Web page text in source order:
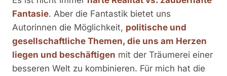
Fantasie. Aber die Fantastik bietet uns
Autorinnen die Möglichkeit, politische und
gesellschaftliche Themen, die uns am Herzen
liegen und beschäftigen mit der Träumerei einer
besseren Welt zu kombinieren. Für mich hat die